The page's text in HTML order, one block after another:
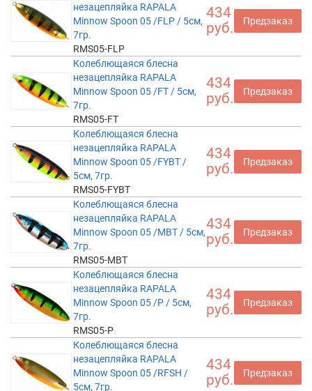
незацепляйка RAPALA
Minnow Spoon 05 /FLP / 5см,
7гр.
RMS05-FLP
434
руб.
Предзаказ
Колеблющаяся блесна
незацепляйка RAPALA
Minnow Spoon 05 /FT / 5см,
7гр.
RMS05-FT
434
руб.
Предзаказ
Колеблющаяся блесна
незацепляйка RAPALA
Minnow Spoon 05 /FYBT /
5см, 7гр.
RMS05-FYBT
434
руб.
Предзаказ
Колеблющаяся блесна
незацепляйка RAPALA
Minnow Spoon 05 /MBT / 5см,
7гр.
RMS05-MBT
434
руб.
Предзаказ
Колеблющаяся блесна
незацепляйка RAPALA
Minnow Spoon 05 /P / 5см,
7гр.
RMS05-P
434
руб.
Предзаказ
Колеблющаяся блесна
незацепляйка RAPALA
Minnow Spoon 05 /RFSH /
5см, 7гр.
434
руб.
Предзаказ